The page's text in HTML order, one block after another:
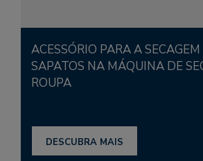
ACESSÓRIO PARA A SECAGEM DE
SAPATOS NA MÁQUINA DE
ROUPA
DESCUBRA MAIS